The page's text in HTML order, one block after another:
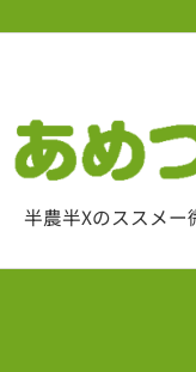
半農半Xのススメ